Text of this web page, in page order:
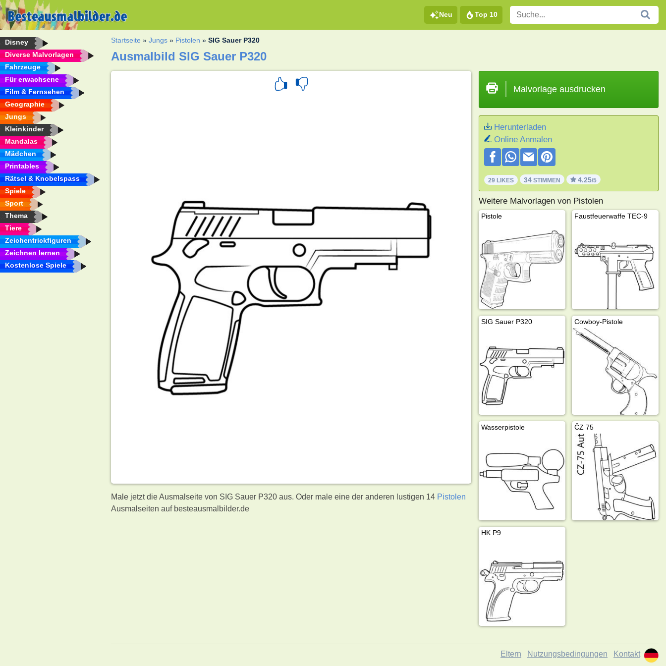
Neu Top 10
Disney
Diverse Malvorlagen
Fahrzeuge
Für erwachsene
Film & Fernsehen
Geographie
Jungs
Kleinkinder
Mandalas
Mädchen
Printables
Rätsel & Knobelspass
Spiele
Sport
Thema
Tiere
Zeichentrickfiguren
Zeichnen lernen
Kostenlose Spiele
Startseite »Jungs » Pistolen »SIG Sauer P320
Ausmalbild SIG Sauer P320
Male jetzt die Ausmalseite von SIG Sauer P320 aus. Oder male eine der anderen lustigen 14 Pistolen
Ausmalseiten auf besteausmalbilder.de
Malvorlage ausdrucken
Herunterladen
Online Anmalen
29 LIKES 34STIMMEN 4.25/5
Weitere Malvorlagen von Pistolen
Pistole Faustfeuerwaffe TEC-9
SIG Sauer P320 Cowboy-Pistole
Wasserpistole ČZ 75
HK P9
Eltern Nutzungsbedingungen Kontakt